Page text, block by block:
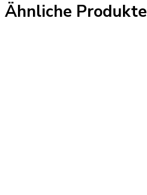
Ähnliche Produkte